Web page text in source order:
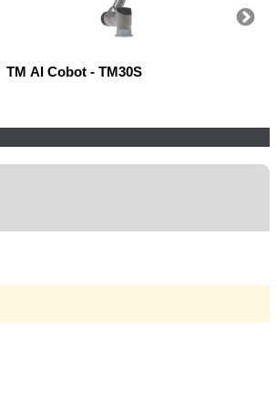
TM AI Cobot - TM30S